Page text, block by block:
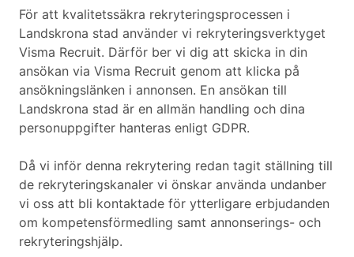
För att kvalitetssäkra rekryteringsprocessen i
Landskrona stad använder vi rekryteringsverktyget
Visma Recruit. Därför ber vi dig att skicka in din
ansökan via Visma Recruit genom att klicka på
ansökningslänken i annonsen. En ansökan till
Landskrona stad är en allmän handling och dina
personuppgifter hanteras enligt GDPR.
Då vi inför denna rekrytering redan tagit ställning till
de rekryteringskanaler vi önskar använda undanber
vi oss att bli kontaktade för ytterligare erbjudanden
om kompetensförmedling samt annonserings- och
rekryteringshjälp.